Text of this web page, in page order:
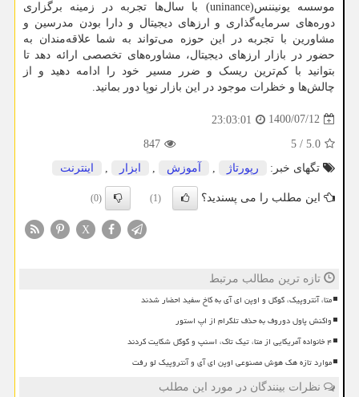
موسسه یونیننس(uninance) با سال‌ها تجربه در زمینه برگزاری
دوره‌های سرمایه‌گذاری و ارزهای دیجیتال و دارا بودن مدرسین و
مشاورین با تجربه در این حوزه می‌تواند به شما علاقه‌مندان به
حضور در بازار ارزهای دیجیتال، مشاوره‌های تخصصی ارائه دهد تا
بتوانید با کم‌ترین ریسک و ضرر مسیر خود را ادامه دهید و از
چالش‌ها و خظرات موجود در این بازار نوپا دور بمانید.
1400/07/12
23:03:01
5.0
/
5
847
تگهای خبر:
رپورتاژ , آموزش , ابزار , اینترنت
این مطلب را می پسندید؟ (1)
(0)
X
تازه ترین مطالب مرتبط
متا، آنتروپیک، گوگل و اوپن ای آی به کاخ سفید احضار شدند
واکنش پاول دوروف به حذف تلگرام از اپ استور
۴ خانواده آمریکایی از متا، تیک تاک، اسنپ و گوگل شکایت کردند
موارد تازه هک هوش مصنوعی اوپن ای آی و آنتروپیک لو رفت
نظرات بینندگان در مورد این مطلب